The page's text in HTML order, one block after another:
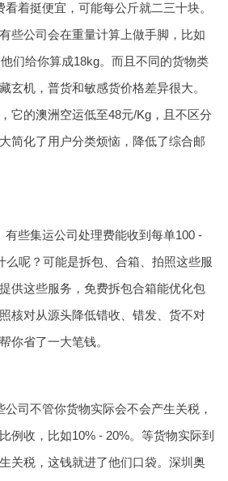
着挺便宜，可能每公斤就二三十块。
些公司会在重量计算上做手脚，比如
们给你算成18kg。而且不同的货物类
玄机，普货和敏感货价格差异很大。
它的澳洲空运低至48元/Kg，且不区分
简化了用户分类烦恼，降低了综合邮
有些集运公司处理费能收到每单100 -
么呢？可能是拆包、合箱、拍照这些服
供这些服务，免费拆包合箱能优化包
核对从源头降低错收、错发、货不对
你省了一大笔钱。
司不管你货物实际会不会产生关税，
例收，比如10% - 20%。等货物实际到
关税，这钱就进了他们口袋。深圳 奥